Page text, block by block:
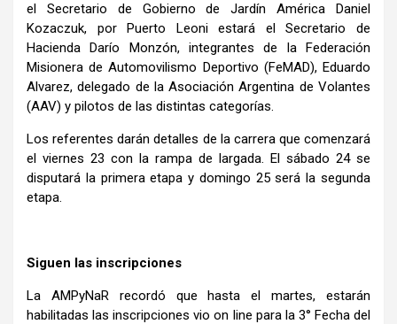
el Secretario de Gobierno de Jardín América Daniel
Kozaczuk, por Puerto Leoni estará el Secretario de
Hacienda Darío Monzón, integrantes de la Federación
Misionera de Automovilismo Deportivo (FeMAD), Eduardo
Alvarez, delegado de la Asociación Argentina de Volantes
(AAV) y pilotos de las distintas categorías.
Los referentes darán detalles de la carrera que comenzará
el viernes 23 con la rampa de largada. El sábado 24 se
disputará la primera etapa y domingo 25 será la segunda
etapa.
Siguen las inscripciones
La AMPyNaR recordó que hasta el martes, estarán
habilitadas las inscripciones vio on line para la 3° Fecha del